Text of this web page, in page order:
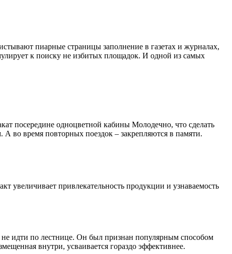
пиарные страницы заполнение в газетах и журналах,
к поиску не избитых площадок. И одной из самых
посередине одноцветной кабины Молодечно, что сделать
во время повторных поездок – закрепляются в памяти.
увеличивает привлекательность продукции и узнаваемость
идти по лестнице. Он был признан популярным способом
внутри, усваивается гораздо эффективнее.